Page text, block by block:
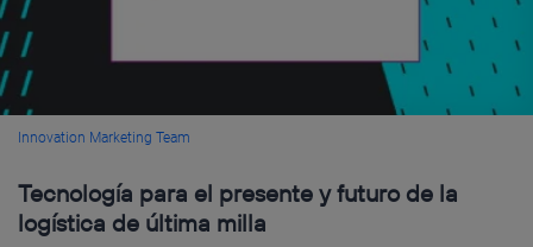
Innovation Marketing Team
Tecnología para el presente y futuro de la
logística de última milla